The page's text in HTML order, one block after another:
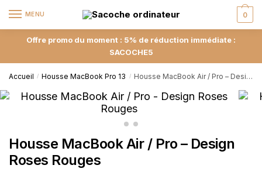
MENU 0
Offre promo du moment : 5% de réduction immédiate :
SACOCHE5
Accueil / Housse MacBook Pro 13 / Housse MacBook Air / Pro – Design Roses Rouges
Housse MacBook Air / Pro – Design
Roses Rouges